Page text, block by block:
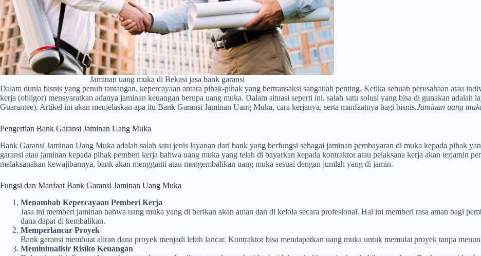
Jaminan uang muka di Bekasi jasa bank garansi
Dalam dunia bisnis yang penuh tantangan, kepercayaan antara pihak-pihak yang bertransaksi sangatlah penting. Ketika sebuah perusahaan atau
kerja (obligor) mensyaratkan adanya jaminan keuangan berupa uang muka. Dalam situasi seperti ini, salah satu solusi yang bisa di gunakan adalah
Guarantee). Artikel ini akan menjelaskan apa itu Bank Garansi Jaminan Uang Muka, cara kerjanya, serta manfaatnya bagi bisnis.Jaminan uang
Pengertian Bank Garansi Jaminan Uang Muka
Bank Garansi Jaminan Uang Muka adalah salah satu jenis layanan dari bank yang berfungsi sebagai jaminan pembayaran di muka kepada pihak
garansi atau jaminan kepada pihak pemberi kerja bahwa uang muka yang telah di bayarkan kepada kontraktor atau pelaksana kerja akan terjamin
melaksanakan kewajibannya, bank akan mengganti atau mengembalikan uang muka sesuai dengan jumlah yang di jamin.
Fungsi dan Manfaat Bank Garansi Jaminan Uang Muka
Menambah Kepercayaan Pemberi Kerja
Jasa ini memberi jaminan bahwa uang muka yang di berikan akan aman dan di kelola secara profesional. Hal ini memberi rasa aman bagi
dana dapat di kembalikan.
Memperlancar Proyek
Bank garansi membuat aliran dana proyek menjadi lebih lancar. Kontraktor bisa mendapatkan uang muka untuk memulai proyek tanpa
Meminimalisir Risiko Keuangan